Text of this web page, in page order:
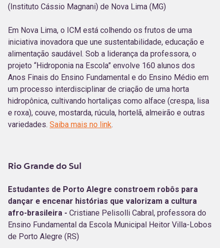
(Instituto Cássio Magnani) de Nova Lima (MG)
Em Nova Lima, o ICM está colhendo os frutos de uma
iniciativa inovadora que une sustentabilidade, educação e
alimentação saudável. Sob a liderança da professora, o
projeto “Hidroponia na Escola” envolve 160 alunos dos
Anos Finais do Ensino Fundamental e do Ensino Médio em
um processo interdisciplinar de criação de uma horta
hidropônica, cultivando hortaliças como alface (crespa, lisa
e roxa), couve, mostarda, rúcula, hortelã, almeirão e outras
variedades. Saiba mais no link.
Rio Grande do Sul
Estudantes de Porto Alegre constroem robôs para
dançar e encenar histórias que valorizam a cultura
afro-brasileira - Cristiane Pelisolli Cabral, professora do
Ensino Fundamental da Escola Municipal Heitor Villa-Lobos
de Porto Alegre (RS)